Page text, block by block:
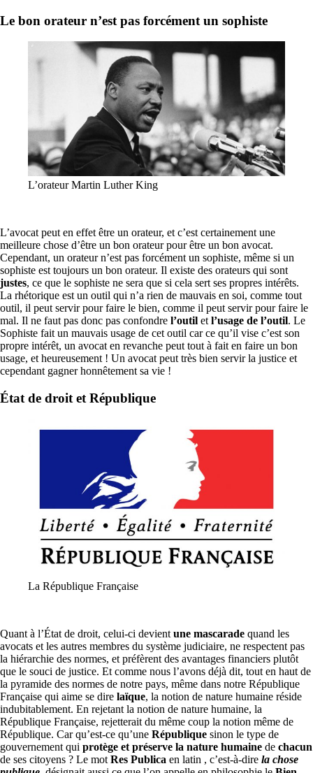
Le bon orateur n’est pas forcément un sophiste
L’orateur Martin Luther King
L’avocat peut en effet être un orateur, et c’est certainement une
meilleure chose d’être un bon orateur pour être un bon avocat.
Cependant, un orateur n’est pas forcément un sophiste, même si un
sophiste est toujours un bon orateur. Il existe des orateurs qui sont
justes, ce que le sophiste ne sera que si cela sert ses propres intérêts.
La rhétorique est un outil qui n’a rien de mauvais en soi, comme tout
outil, il peut servir pour faire le bien, comme il peut servir pour faire le
mal. Il ne faut pas donc pas confondre l’outil etl’usage de l’outil. Le
Sophiste fait un mauvais usage de cet outil car ce qu’il vise c’est son
propre intérêt, un avocat en revanche peut tout à fait en faire un bon
usage, et heureusement ! Un avocat peut très bien servir la justice et
cependant gagner honnêtement sa vie !
État de droit et République
La République Française
Quant à l’État de droit, celui-ci devient une mascarade quand les
avocats et les autres membres du système judiciaire, ne respectent pas
la hiérarchie des normes, et préfèrent des avantages financiers plutôt
que le souci de justice. Et comme nous l’avons déjà dit, tout en haut de
la pyramide des normes de notre pays, même dans notre République
Française qui aime se dire laïque, la notion de nature humaine réside
indubitablement. En rejetant la notion de nature humaine, la
République Française, rejetterait du même coup la notion même de
République. Car qu’est-ce qu’une République sinon le type de
gouvernement qui protège et préserve la nature humaine de chacun
de ses citoyens ? Le mot Res Publica en latin , c’est-à-dire la chose